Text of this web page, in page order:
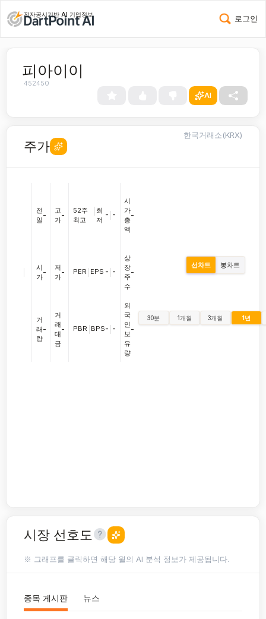
전자공시기반 AI 기업정보 로그인
피아이이
452450
AI
주가
한국거래소(KRX)
전
일
-
시
가
-
거
래
량
-
고
가
-
저
가
-
거
래
대
금
-
52주
최고
최
저
- -
PER EPS - -
PBR BPS- -
시
가
총
액
-
상
장
주
수
-
외
국
인
보
유
량
-
선차트 봉차트
30분 1개월 3개월 1년
시장 선호도
※ 그래프를 클릭하면 해당 월의 AI 분석 정보가 제공됩니다.
종목 게시판 뉴스